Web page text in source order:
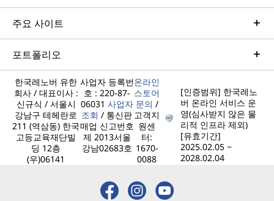
주요 사이트
포트폴리오
한국레노버 유한
회사 / 대표이사 :
신규식 / 서울시
강남구 테헤란로
211 (역삼동) 한국
고등교육재단빌
딩 12층
(우)06141
사업자 등록번
호 : 220-87-
06031 사업자
조회 / 통신판
매업 신고번호
제 2013서울
강남02683호
온라인
스토어
문의 /
고객지
원센
터:
1670-
0088
[인증범위] 한국레노
버 온라인 서비스 운
영(심사받지 않은 물
리적 인프라 제외)
[유효기간]
2025.02.05 ~
2028.02.04